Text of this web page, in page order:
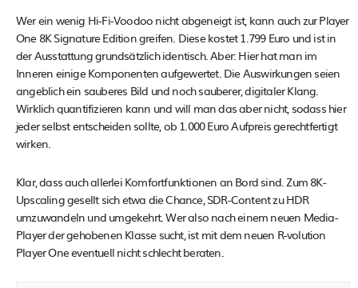
Wer ein wenig Hi-Fi-Voodoo nicht abgeneigt ist, kann auch zur Player
One 8K Signature Edition greifen. Diese kostet 1.799 Euro und ist in
der Ausstattung grundsätzlich identisch. Aber: Hier hat man im
Inneren einige Komponenten aufgewertet. Die Auswirkungen seien
angeblich ein sauberes Bild und noch sauberer, digitaler Klang.
Wirklich quantifizieren kann und will man das aber nicht, sodass hier
jeder selbst entscheiden sollte, ob 1.000 Euro Aufpreis gerechtfertigt
wirken.
Klar, dass auch allerlei Komfortfunktionen an Bord sind. Zum 8K-
Upscaling gesellt sich etwa die Chance, SDR-Content zu HDR
umzuwandeln und umgekehrt. Wer also nach einem neuen Media-
Player der gehobenen Klasse sucht, ist mit dem neuen R-volution
Player One eventuell nicht schlecht beraten.